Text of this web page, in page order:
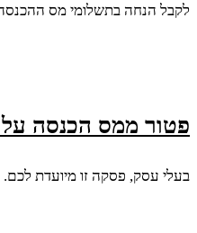
לקבל הנחה בתשלומי מס
פטור ממס הכנסה
בעלי עסק, פסקה זו מיועדת